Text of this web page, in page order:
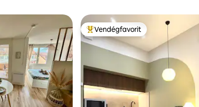
Kiemelt vendégfavorit
Vendégfavorit